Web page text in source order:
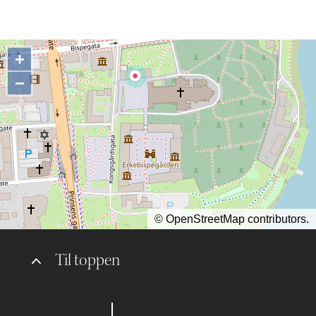
Musikk
Historie og arkitektur
Til toppen
+
−
© OpenStreetMap contributors.